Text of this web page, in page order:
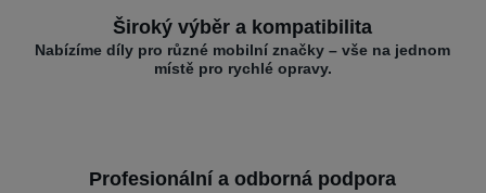
Široký výběr a kompatibilita
Nabízíme díly pro různé mobilní značky – vše na jednom
místě pro rychlé opravy.
Profesionální a odborná podpora